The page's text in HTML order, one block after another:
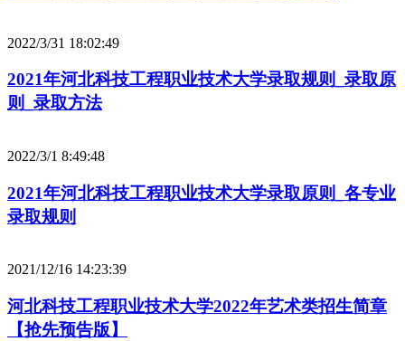
2022/3/31 18:02:49
2021年河北科技工程职业技术大学录取规则_录取原
则_录取方法
2022/3/1 8:49:48
2021年河北科技工程职业技术大学录取原则_各专业
录取规则
2021/12/16 14:23:39
河北科技工程职业技术大学2022年艺术类招生简章
【抢先预告版】